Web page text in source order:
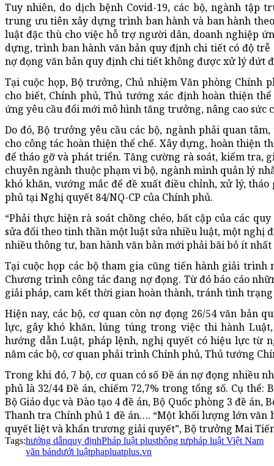
Tuy nhiên, do dịch bệnh Covid-19, các bộ, ngành tập
trung ưu tiên xây dựng trình ban hành và ban hành
luật đặc thù cho việc hỗ trợ người dân, doanh nghiệp
dựng, trình ban hành văn bản quy định chi tiết có độ
nợ đọng văn bản quy định chi tiết không được xử lý dứt
Tại cuộc họp, Bộ trưởng, Chủ nhiệm Văn phòng Chính
cho biết, Chính phủ, Thủ tướng xác định hoàn thiện
ứng yêu cầu đổi mới mô hình tăng trưởng, nâng cao sức
Do đó, Bộ trưởng yêu cầu các bộ, ngành phải quan
cho công tác hoàn thiện thể chế. Xây dựng, hoàn thiện
để tháo gỡ và phát triển. Tăng cường rà soát, kiểm tra,
chuyên ngành thuộc phạm vi bộ, ngành mình quản lý
khó khăn, vướng mắc để đề xuất điều chỉnh, xử lý,
phủ tại Nghị quyết 84/NQ-CP của Chính phủ.
“Phải thực hiện rà soát chồng chéo, bất cập của các
sửa đổi theo tinh thần một luật sửa nhiều luật, một nghị
nhiều thông tư, ban hành văn bản mới phải bãi bỏ ít
Tại cuộc họp các bộ tham gia cũng tiến hành giải
Chương trình công tác đang nợ đọng. Từ đó báo cáo
giải pháp, cam kết thời gian hoàn thành, tránh tình
Hiện nay, các bộ, cơ quan còn nợ đọng 26/54 văn bản
lực, gây khó khăn, lúng túng trong việc thi hành
hướng dẫn Luật, pháp lệnh, nghị quyết có hiệu lực từ
năm các bộ, cơ quan phải trình Chính phủ, Thủ tướng
Trong khi đó, 7 bộ, cơ quan có số Đề án nợ đọng nhiều
phủ là 32/44 Đề án, chiếm 72,7% trong tổng số. Cụ thể:
Bộ Giáo dục và Đào tạo 4 đề án, Bộ Quốc phòng 3 đề án,
Thanh tra Chính phủ 1 đề án…. “Một khối lượng lớn văn
quyết liệt và khẩn trương giải quyết”, Bộ trưởng Mai
Tags:hướng dẫnquy địnhPháp luật plusthông tưpháp luật Việt Nam
văn bảndưới luậtphapluatplus.vn